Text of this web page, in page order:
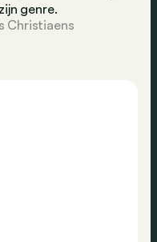
genre.
Christiaens